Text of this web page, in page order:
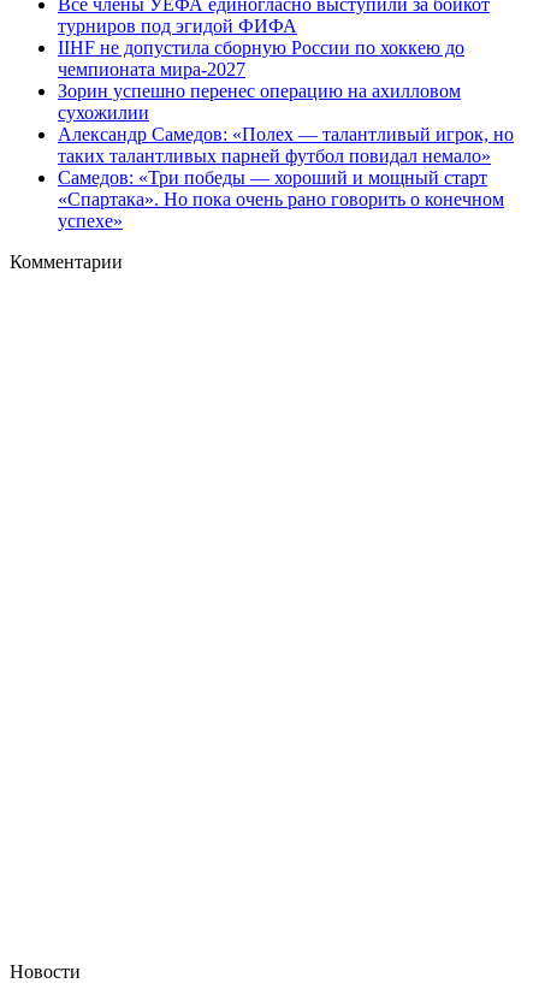
турниров под эгидой ФИФА
IIHF не допустила сборную России по хоккею до
чемпионата мира‑2027
Зорин успешно перенес операцию на ахилловом
сухожилии
Александр Самедов: «Полех — талантливый игрок, но
таких талантливых парней футбол повидал немало»
Самедов: «Три победы — хороший и мощный старт
«Спартака». Но пока очень рано говорить о конечном
успехе»
Комментарии
Новости